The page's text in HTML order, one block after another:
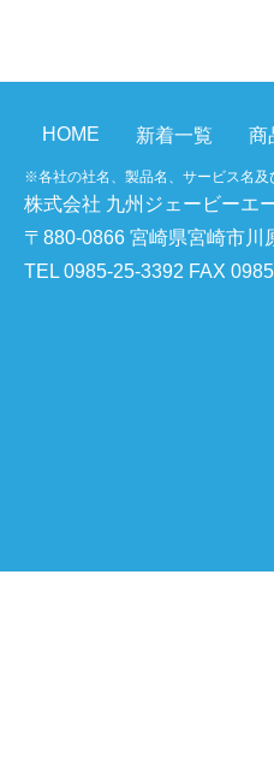
HOME 新着一覧 商
※各社の社名、製品名、サービス名
株式会社 九州ジェービーエ
〒880-0866 宮崎県宮崎市川
TEL 0985-25-3392 FAX